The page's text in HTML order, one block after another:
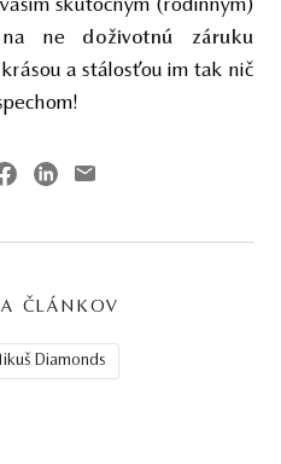
skutočným (rodinným)
na ne
doživotnú záruku
krásou a stálosťou im tak nič
ČLÁNKOV
Diamonds